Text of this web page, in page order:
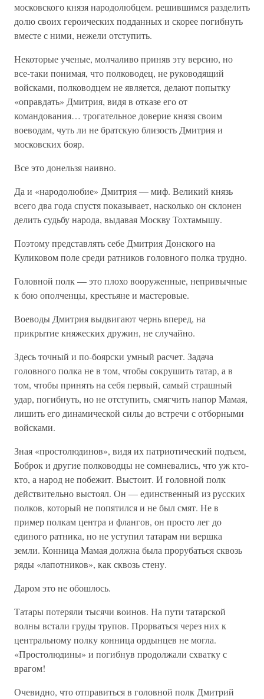
московского князя народолюбцем. решившимся разделить
долю своих героических подданных и скорее погибнуть
вместе с ними, нежели отступить.
Некоторые ученые, молчаливо приняв эту версию, но
все-таки понимая, что полководец, не руководящий
войсками, полководцем не является, делают попытку
«оправдать» Дмитрия, видя в отказе его от
командования… трогательное доверие князя своим
воеводам, чуть ли не братскую близость Дмитрия и
московских бояр.
Все это донельзя наивно.
Да и «народолюбие» Дмитрия — миф. Великий князь
всего два года спустя показывает, насколько он склонен
делить судьбу народа, выдавая Москву Тохтамышу.
Поэтому представлять себе Дмитрия Донского на
Куликовом поле среди ратников головного полка трудно.
Головной полк — это плохо вооруженные, непривычные
к бою ополченцы, крестьяне и мастеровые.
Воеводы Дмитрия выдвигают чернь вперед, на
прикрытие княжеских дружин, не случайно.
Здесь точный и по-боярски умный расчет. Задача
головного полка не в том, чтобы сокрушить татар, а в
том, чтобы принять на себя первый, самый страшный
удар, погибнуть, но не отступить, смягчить напор Мамая,
лишить его динамической силы до встречи с отборными
войсками.
Зная «простолюдинов», видя их патриотический подъем,
Боброк и другие полководцы не сомневались, что уж кто-
кто, а народ не побежит. Выстоит. И головной полк
действительно выстоял. Он — единственный из русских
полков, который не попятился и не был смят. Не в
пример полкам центра и флангов, он просто лег до
единого ратника, но не уступил татарам ни вершка
земли. Конница Мамая должна была прорубаться сквозь
ряды «лапотников», как сквозь стену.
Даром это не обошлось.
Татары потеряли тысячи воинов. На пути татарской
волны встали груды трупов. Прорваться через них к
центральному полку конница ордынцев не могла.
«Простолюдины» и погибнув продолжали схватку с
врагом!
Очевидно, что отправиться в головной полк Дмитрий